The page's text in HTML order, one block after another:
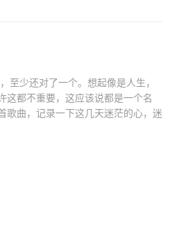
至少还对了一个。想起像是人生，
这都不重要，这应该说都是一个名
歌曲，记录一下这几天迷茫的心，迷